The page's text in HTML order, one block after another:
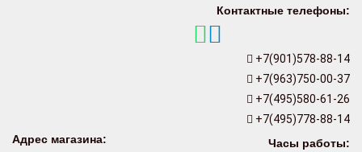
Контактные телефоны:
+7(901)578-88-14
+7(963)750-00-37
+7(495)580-61-26
+7(495)778-88-14
Часы работы:
Адрес магазина: